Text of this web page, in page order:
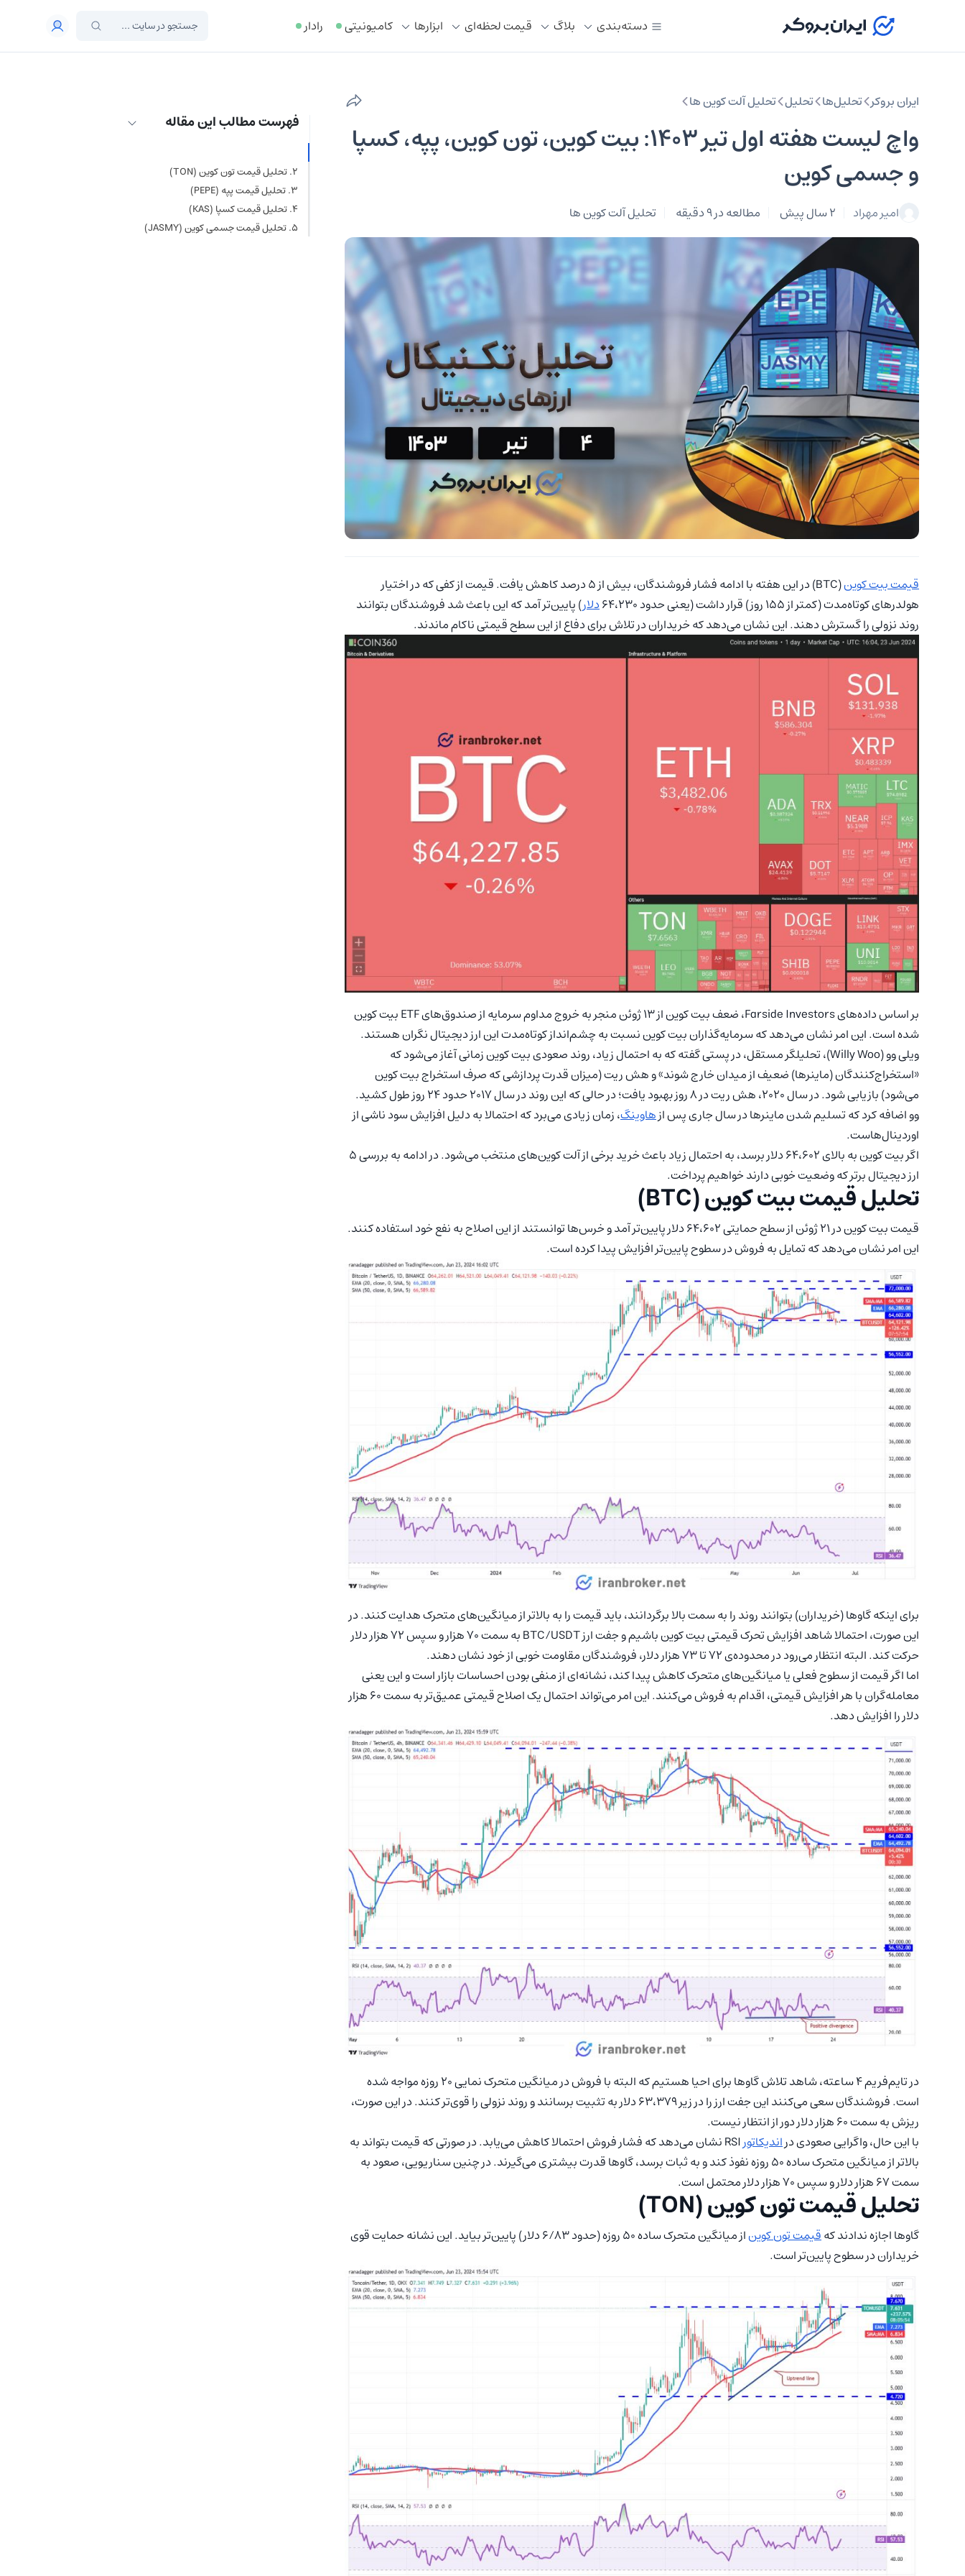
دسته‌بندی بلاگ قیمت لحظه‌ای ابزار‌ها کامیونیتی رادار
ایران بروکر تحلیل‌ها تحلیل‌ تحلیل آلت کوین ها
واچ لیست هفته اول تیر ۱۴۰۳: بیت کوین، تون کوین، پپه، کسپا
و جسمی کوین
امیر مهراد 2 سال پیش مطالعه در 9 دقیقه تحلیل آلت کوین ها
قیمت بیت کوین
(BTC) در این هفته با ادامه فشار فروشندگان، بیش از ۵ درصد کاهش یافت. قیمت از کفی که در اختیار
هولدرهای کوتاه‌مدت (کمتر از ۱۵۵ روز) قرار داشت (یعنی حدود ۶۴،۲۳۰
دلار) پایین‌تر آمد که این باعث شد فروشندگان بتوانند
روند نزولی را گسترش دهند. این نشان می‌دهد که خریداران در تلاش برای دفاع از این سطح قیمتی ناکام ماندند.
بر اساس داده‌های Farside Investors، ضعف بیت کوین از ۱۳ ژوئن منجر به خروج مداوم سرمایه از صندوق‌های ETF بیت کوین
شده است. این امر نشان می‌دهد که سرمایه‌گذاران بیت کوین نسبت به چشم‌انداز کوتاه‌مدت این ارز دیجیتال نگران هستند.
ویلی وو (Willy Woo)، تحلیلگر مستقل، در پستی گفته ‌که به احتمال زیاد، روند صعودی بیت کوین زمانی آغاز می‌شود که
«استخراج‌کنندگان (ماینرها) ضعیف از میدان خارج شوند» و ‌هش ریت (میزان قدرت پردازشی که صرف استخراج بیت کوین
می‌شود) بازیابی شود. در سال ۲۰۲۰، ‌هش ریت در ۸ روز بهبود یافت؛ در حالی که این روند در سال ۲۰۱۷ حدود ۲۴ روز طول کشید.
وو اضافه کرد که تسلیم شدن ماینرها در سال جاری پس ازهاوینگ، زمان زیادی می‌برد که احتمالا به دلیل افزایش سود ناشی از
اوردینال‌هاست.
اگر بیت کوین به بالای ۶۴،۶۰۲ دلار برسد، به احتمال زیاد باعث خرید ‌برخی از آلت‌ کوین‌های منتخب می‌شود. در ادامه به بررسی ۵
ارز دیجیتال برتر که وضعیت خوبی دارند خواهیم پرداخت.
تحلیل قیمت بیت کوین (BTC)
قیمت بیت کوین در ۲۱ ژوئن از سطح حمایتی ۶۴،۶۰۲ دلار پایین‌تر آمد و خرس‌ها توانستند از این اصلاح به نفع خود استفاده کنند.
این امر نشان می‌دهد که تمایل به فروش در سطوح پایین‌تر افزایش پیدا کرده است.
برای اینکه گاوها (خریداران) بتوانند روند را به سمت بالا برگردانند، باید قیمت را به بالاتر از میانگین‌های متحرک هدایت کنند. در
این صورت، احتمالا شاهد افزایش تحرک قیمتی بیت کوین باشیم و جفت ارز BTC/USDT به سمت ۷۰ هزار و سپس ۷۲ هزار دلار
حرکت کند. البته انتظار می‌رود در محدوده‌ی ۷۲ تا ۷۳ هزار دلار، فروشندگان مقاومت خوبی از خود نشان دهند.
اما اگر قیمت از سطوح فعلی یا میانگین‌های متحرک کاهش پیدا کند، نشانه‌ای از منفی بودن احساسات بازار است و این یعنی
معامله‌گران با هر افزایش قیمتی، اقدام به فروش می‌کنند. این امر می‌تواند احتمال یک اصلاح قیمتی عمیق‌تر به سمت ۶۰ هزار
دلار را افزایش دهد.
در تایم‌فریم ۴ ساعته، شاهد تلاش گاوها برای احیا هستیم که البته با فروش در ‌میانگین متحرک نمایی ۲۰ روزه‌ مواجه شده
است. فروشندگان سعی می‌کنند این جفت ارز را در زیر ۶۳،۳۷۹ دلار به تثبیت برسانند و روند نزولی را قوی‌تر کنند. در این صورت،
ریزش به سمت ۶۰ هزار دلار دور از انتظار نیست.
با این حال، واگرایی صعودی دراندیکاتور
RSI نشان می‌دهد که فشار فروش احتمالا کاهش می‌یابد. در صورتی که قیمت بتواند به
بالاتر از میانگین متحرک ساده ۵۰ روزه نفوذ کند و به ثبات برسد، گاوها قدرت بیشتری می‌گیرند. در چنین سناریویی، صعود به
سمت ۶۷ هزار دلار و سپس ۷۰ هزار دلار محتمل است.
تحلیل قیمت تون کوین (TON)
گاوها اجازه ندادند کهقیمت تون کوین
از میانگین متحرک ساده ۵۰ روزه (حدود ۶/۸۳ دلار) پایین‌تر بیاید. این نشانه حمایت قوی
خریداران در سطوح پایین‌تر است.
فهرست مطالب این مقاله
تحلیل قیمت بیت کوین (BTC)
تحلیل قیمت تون کوین (TON)
تحلیل قیمت پپه (PEPE)
تحلیل قیمت کسپا (KAS)
تحلیل قیمت جسمی کوین (JASMY)